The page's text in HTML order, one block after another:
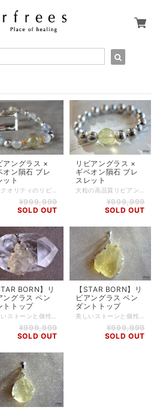
アングラス ×
オン隕石 ブレ
ット
¥999,999
SOLD OUT
リビアングラス ×
ギベオン隕石 ブレ
スレット
¥999,999
SOLD OUT
BORN】リ
ングラス ペン
トトップ
¥999,999
SOLD OUT
【STAR BORN】リ
ビアングラス ペン
ダントトップ
¥999,999
SOLD OUT